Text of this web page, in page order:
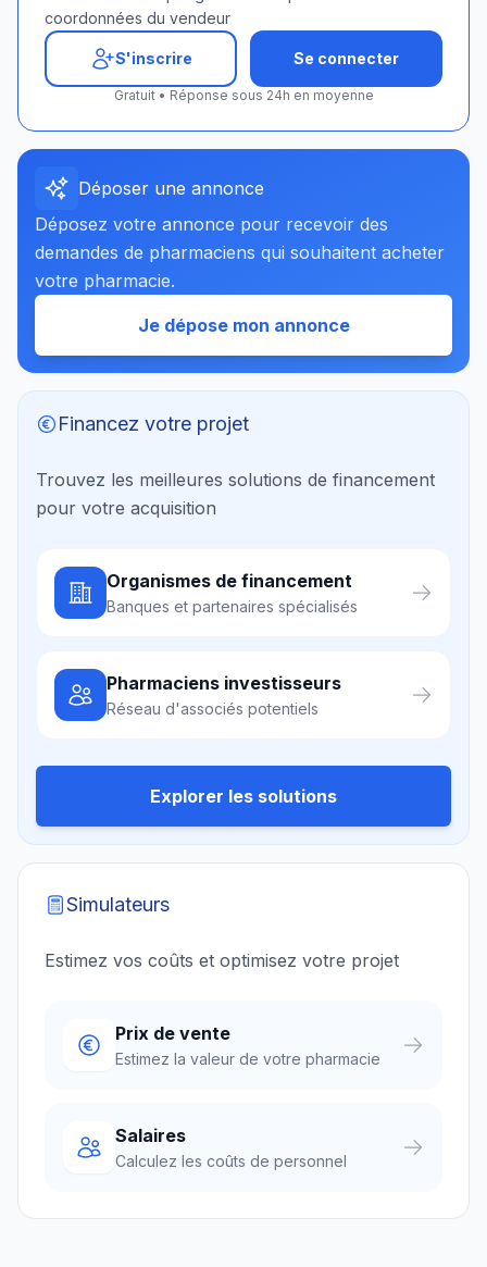
coordonnées du vendeur
S'inscrire Se connecter
Gratuit • Réponse sous 24h en moyenne
Déposer une annonce
Déposez votre annonce pour recevoir des
demandes de pharmaciens qui souhaitent acheter
votre pharmacie.
Je dépose mon annonce
Financez votre projet
Trouvez les meilleures solutions de financement
pour votre acquisition
Organismes de financement
Banques et partenaires spécialisés
Pharmaciens investisseurs
Réseau d'associés potentiels
Explorer les solutions
Simulateurs
Estimez vos coûts et optimisez votre projet
Prix de vente
Estimez la valeur de votre pharmacie
Salaires
Calculez les coûts de personnel